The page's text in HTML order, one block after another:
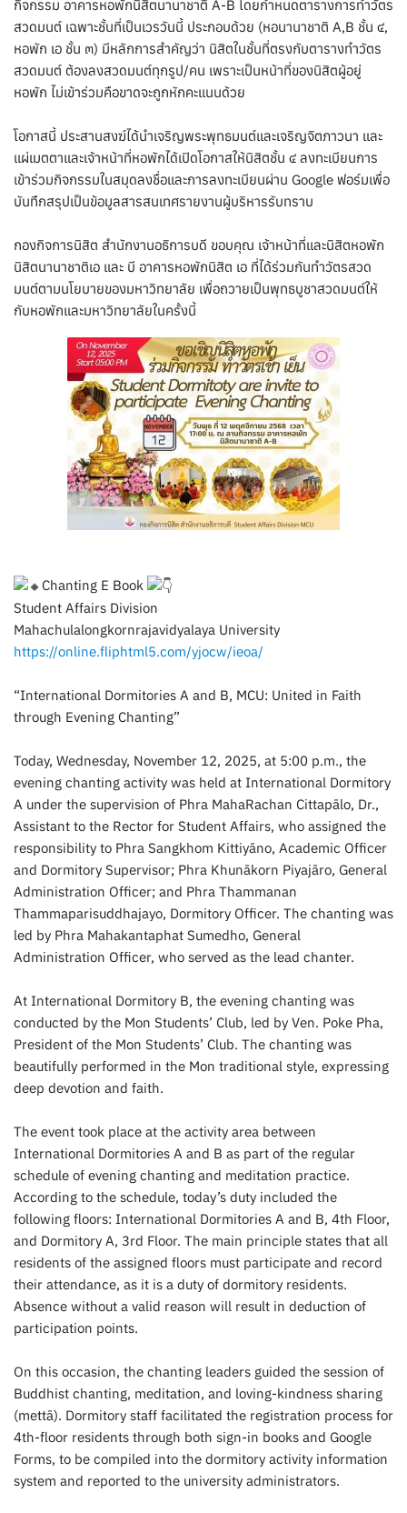
กิจกรรม อาคารหอพักนิสิตนานาชาติ A-B โดยกำหนดตารางการทำวัตร
สวดมนต์ เฉพาะชั้นที่เป็นเวรวันนี้ ประกอบด้วย (หอนานาชาติ A,B ชั้น ๔,
หอพัก เอ ชั้น ๓) มีหลักการสำคัญว่า นิสิตในชั้นที่ตรงกับตารางทำวัตร
สวดมนต์ ต้องลงสวดมนต์ทุกรูป/คน เพราะเป็นหน้าที่ของนิสิตผู้อยู่
หอพัก ไม่เข้าร่วมคือขาดจะถูกหักคะเเนนด้วย
โอกาสนี้ ประสานสงฆ์ได้นำเจริญพระพุทธมนต์และเจริญจิตภาวนา และ
แผ่เมตตาและเจ้าหน้าที่หอพักได้เปิดโอกาสให้นิสิตชั้น ๔ ลงทะเบียนการ
เข้าร่วมกิจกรรมในสมุดลงชื่อและการลงทะเบียนผ่าน Google ฟอร์มเพื่อ
บันทึกสรุปเป็นข้อมูลสารสนเทศรายงานผู้บริหารรับทราบ
กองกิจการนิสิต สำนักงานอธิการบดี ขอบคุณ เจ้าหน้าที่และนิสิตหอพัก
นิสิตนานาชาติเอ และ บี อาคารหอพักนิสิต เอ ที่ได้ร่วมกันทำวัตรสวด
มนต์ตามนโยบายของมหาวิทยาลัย เพื่อถวายเป็นพุทธบูชาสวดมนต์ให้
กับหอพักและมหาวิทยาลัยในครั้งนี้
Chanting E Book
Student Affairs Division
Mahachulalongkornrajavidyalaya University
https://online.fliphtml5.com/yjocw/ieoa/
“International Dormitories A and B, MCU: United in Faith
through Evening Chanting”
Today, Wednesday, November 12, 2025, at 5:00 p.m., the
evening chanting activity was held at International Dormitory
A under the supervision of Phra MahaRachan Cittapālo, Dr.,
Assistant to the Rector for Student Affairs, who assigned the
responsibility to Phra Sangkhom Kittiyāno, Academic Officer
and Dormitory Supervisor; Phra Khunākorn Piyajāro, General
Administration Officer; and Phra Thammanan
Thammaparisuddhajayo, Dormitory Officer. The chanting was
led by Phra Mahakantaphat Sumedho, General
Administration Officer, who served as the lead chanter.
At International Dormitory B, the evening chanting was
conducted by the Mon Students’ Club, led by Ven. Poke Pha,
President of the Mon Students’ Club. The chanting was
beautifully performed in the Mon traditional style, expressing
deep devotion and faith.
The event took place at the activity area between
International Dormitories A and B as part of the regular
schedule of evening chanting and meditation practice.
According to the schedule, today’s duty included the
following floors: International Dormitories A and B, 4th Floor,
and Dormitory A, 3rd Floor. The main principle states that all
residents of the assigned floors must participate and record
their attendance, as it is a duty of dormitory residents.
Absence without a valid reason will result in deduction of
participation points.
On this occasion, the chanting leaders guided the session of
Buddhist chanting, meditation, and loving-kindness sharing
(mettā). Dormitory staff facilitated the registration process for
4th-floor residents through both sign-in books and Google
Forms, to be compiled into the dormitory activity information
system and reported to the university administrators.